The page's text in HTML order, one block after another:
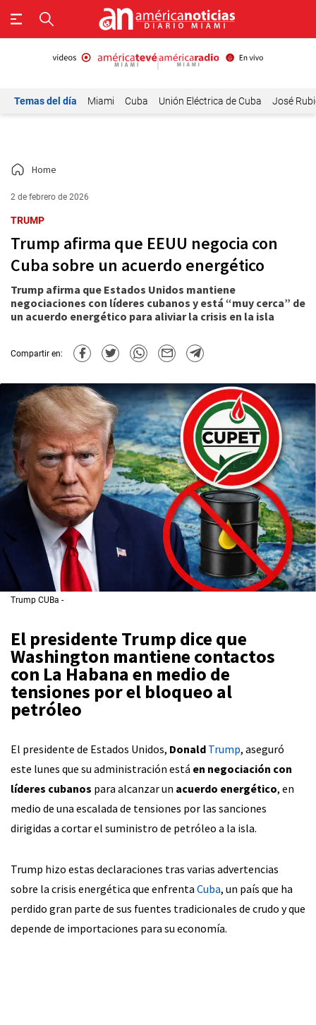
Temas del día Miami Cuba Unión Eléctrica de Cuba José
Home
2 de febrero de 2026
TRUMP
Trump afirma que EEUU negocia con
Cuba sobre un acuerdo energético
Trump afirma que Estados Unidos mantiene
negociaciones con líderes cubanos y está “muy cerca” de
un acuerdo energético para aliviar la crisis en la isla
Compartir en:
Trump CUBa
El presidente Trump dice que
Washington mantiene contactos
con La Habana en medio de
tensiones por el bloqueo al
petróleo
El presidente de Estados Unidos, Donald Trump, aseguró
este lunes que su administración está en negociación con
líderes cubanos para alcanzar un acuerdo energético, en
medio de una escalada de tensiones por las sanciones
dirigidas a cortar el suministro de petróleo a la isla.
Trump hizo estas declaraciones tras varias advertencias
sobre la crisis energética que enfrenta Cuba, un país que ha
perdido gran parte de sus fuentes tradicionales de crudo y que
depende de importaciones para su economía.